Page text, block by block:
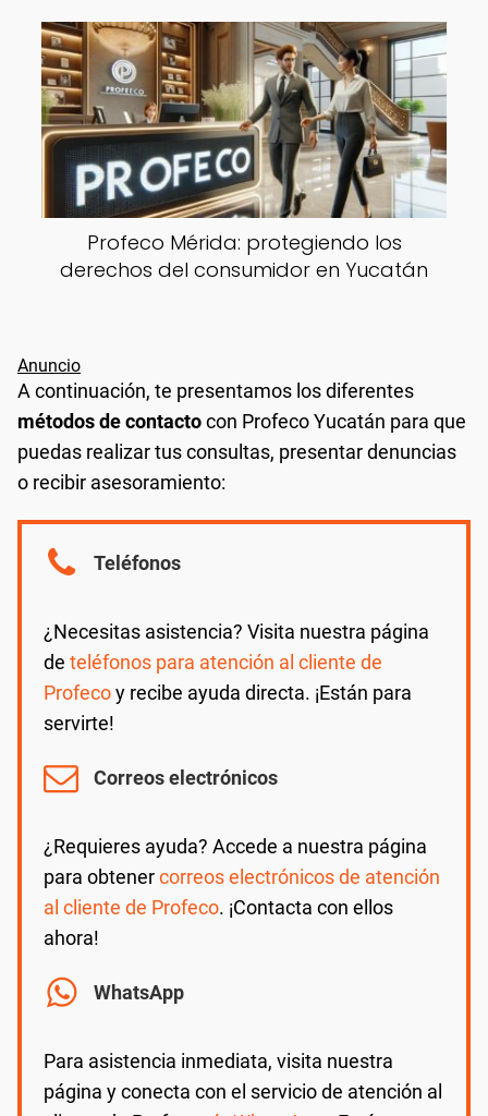
Profeco Mérida: protegiendo los
derechos del consumidor en Yucatán
A continuación, te presentamos los diferentes
métodos de contactocon Profeco Yucatán para que
puedas realizar tus consultas, presentar denuncias
o recibir asesoramiento:
Teléfonos
¿Necesitas asistencia? Visita nuestra página
de teléfonos para atención al cliente de
Profecoy recibe ayuda directa. ¡Están para
servirte!
Correos electrónicos
¿Requieres ayuda? Accede a nuestra página
para obtenercorreos electrónicos de atención
al cliente de Profeco. ¡Contacta con ellos
ahora!
WhatsApp
Para asistencia inmediata, visita nuestra
página y conecta con el servicio de atención al